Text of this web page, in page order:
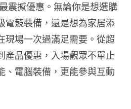
震撼優惠。無論你是想選購
電競裝備，還是想為家居添
現場一次過滿足需要。從超
產品優惠，入場觀眾不單止
、電腦裝備，更能參與互動